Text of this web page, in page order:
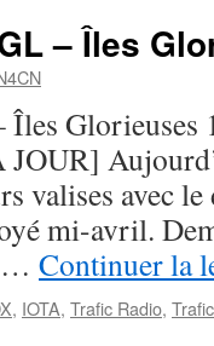
– Îles
Glorieuses
valises avec
mi-avril.
… Continuer la
, IOTA, Trafic Radio,